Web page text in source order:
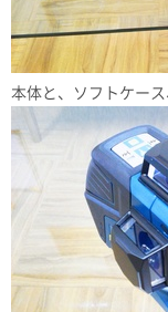
本体と、ソフトケー